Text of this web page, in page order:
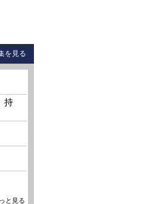
を見る
持
と見る